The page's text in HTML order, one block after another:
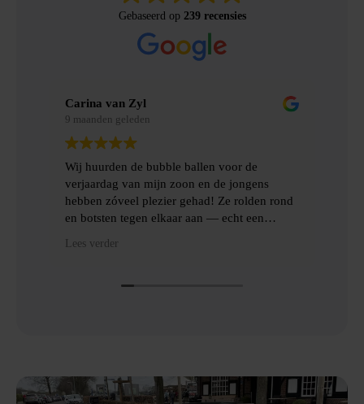
Gebaseerd op 239 recensies
Carina van Zyl
9 maanden geleden
Wij huurden de bubble ballen voor de
verjaardag van mijn zoon en de jongens
hebben zóveel plezier gehad! Ze rolden rond
en botsten tegen elkaar aan — echt een
Lees verder